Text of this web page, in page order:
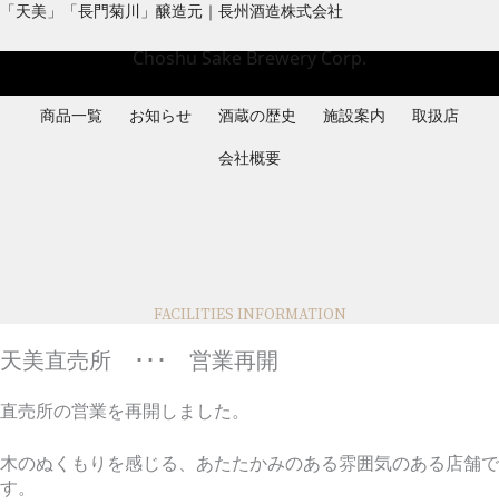
内「天美」「長門菊川」醸造元｜長州酒造株式会社
Choshu Sake Brewery Corp.
商品一覧 お知らせ 酒蔵の歴史 施設案内 取扱店
会社概要
FACILITIES INFORMATION
天美直売所 ･･･ 営業再開
直売所の営業を再開しました。
木のぬくもりを感じる、あたたかみのある雰囲気のある店舗で
す。